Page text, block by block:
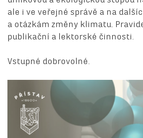
ale i ve veřejné správě a na
a otázkám změny klimatu.
publikační a lektorské činnosti.
Vstupné dobrovolné.